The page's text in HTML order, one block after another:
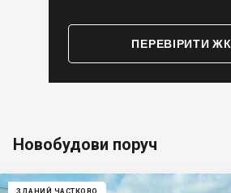
ПЕРЕВІРИТИ ЖК
Новобудови поруч
ЗДАНИЙ ЧАСТКОВО